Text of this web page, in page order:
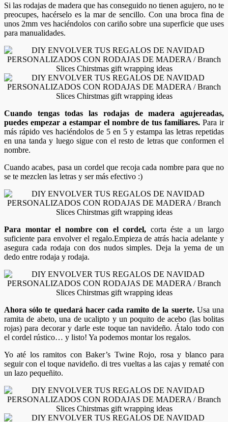
Si las rodajas de madera que has conseguido no tienen agujero, no te
preocupes, hacérselo es la mar de sencillo. Con una broca fina de
unos 2mm ves haciéndolos con cariño sobre una superficie que uses
para manualidades.
Cuando tengas todas las rodajas de madera agujereadas,
puedes empezar a estampar el nombre de tus familiares. Para ir
más rápido ves haciéndolos de 5 en 5 y estampa las letras repetidas
en una tanda y luego sigue con el resto de letras que conformen el
nombre.
Cuando acabes, pasa un cordel que recoja cada nombre para que no
se te mezclen las letras y ser más efectivo :)
Para montar el nombre con el cordel, corta éste a un largo
suficiente para envolver el regalo.Empieza de atrás hacia adelante y
asegura cada rodaja con dos nudos simples. Deja la yema de un
dedo entre rodaja y rodaja.
Ahora sólo te quedará hacer cada ramito de la suerte.Usa una
ramita de abeto, una de ucalipto y un poquito de acebo (las bolitas
rojas) para decorar y darle este toque tan navideño. Átalo todo con
el cordel rústico… y listo! Ya podemos montar los regalos.
Yo até los ramitos con Baker’s Twine Rojo, rosa y blanco para
seguir con el toque navideño. di tres vueltas a las cajas y rematé con
un lazo pequeñito.